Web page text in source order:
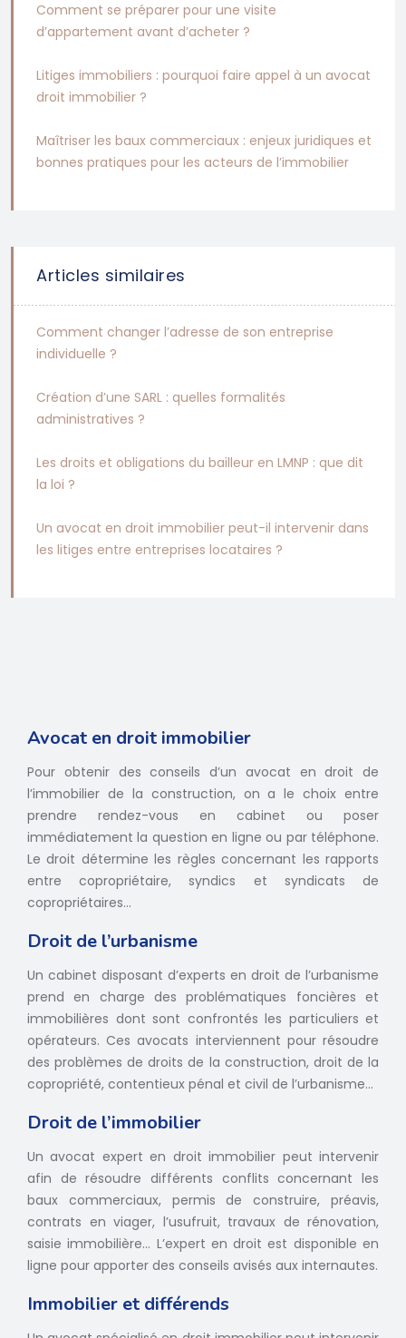
Comment se préparer pour une visite
d’appartement avant d’acheter ?
Litiges immobiliers : pourquoi faire appel à un avocat
droit immobilier ?
Maîtriser les baux commerciaux : enjeux juridiques et
bonnes pratiques pour les acteurs de l’immobilier
Articles similaires
Comment changer l’adresse de son entreprise
individuelle ?
Création d’une SARL : quelles formalités
administratives ?
Les droits et obligations du bailleur en LMNP : que dit
la loi ?
Un avocat en droit immobilier peut-il intervenir dans
les litiges entre entreprises locataires ?
Avocat en droit immobilier
Pour obtenir des conseils d’un avocat en droit de
l’immobilier de la construction, on a le choix entre
prendre rendez-vous en cabinet ou poser
immédiatement la question en ligne ou par téléphone.
Le droit détermine les règles concernant les rapports
entre copropriétaire, syndics et syndicats de
copropriétaires…
Droit de l’urbanisme
Un cabinet disposant d’experts en droit de l’urbanisme
prend en charge des problématiques foncières et
immobilières dont sont confrontés les particuliers et
opérateurs. Ces avocats interviennent pour résoudre
des problèmes de droits de la construction, droit de la
copropriété, contentieux pénal et civil de l’urbanisme...
Droit de l’immobilier
Un avocat expert en droit immobilier peut intervenir
afin de résoudre différents conflits concernant les
baux commerciaux, permis de construire, préavis,
contrats en viager, l’usufruit, travaux de rénovation,
saisie immobilière… L’expert en droit est disponible en
ligne pour apporter des conseils avisés aux internautes.
Immobilier et différends